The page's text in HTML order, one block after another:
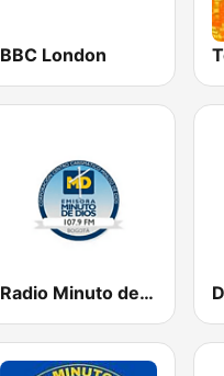
BBC London
Radio Minuto de Dios Bogotá